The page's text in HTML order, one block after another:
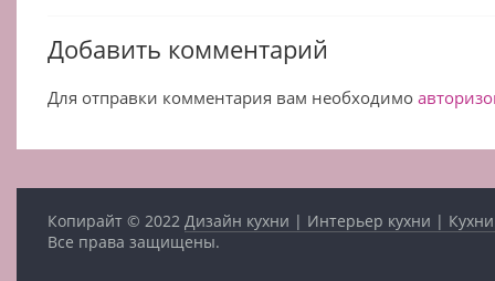
Добавить комментарий
Для отправки комментария вам необходимо
Копирайт © 2022Дизайн кухни | Интерьер кухни |
Все права защищены.